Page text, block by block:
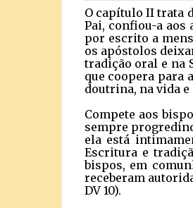
O capítulo II trata
Pai, confiou-a
por escrito a
os apóstolos
tradição oral e na
que coopera para
doutrina, na vida
Compete aos
sempre
ela está
Escritura e
bispos, em
receberam
DV 10).